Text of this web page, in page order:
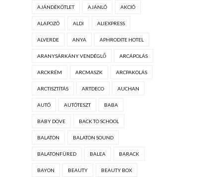
AJÁNDÉKÖTLET AJÁNLÓ AKCIÓ
ALAPOZÓ ALDI ALIEXPRESS
ALVERDE ANYA APHRODITE HOTEL
ARANYSÁRKÁNY VENDÉGLŐ ARCÁPOLÁS
ARCKRÉM ARCMASZK ARCPAKOLÁS
ARCTISZTÍTÁS ARTDECO AUCHAN
AUTÓ AUTÓTESZT BABA
BABY DOVE BACK TO SCHOOL
BALATON BALATON SOUND
BALATONFÜRED BALEA BARACK
BAYON BEAUTY BEAUTY BOX